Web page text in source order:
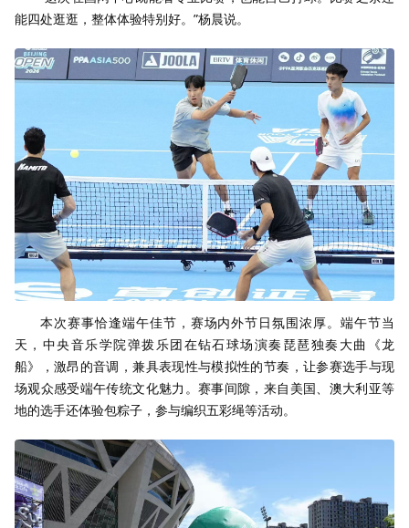
能四处逛逛，整体体验特别好。”杨晨说。
本次赛事恰逢端午佳节，赛场内外节日氛围浓厚。端午节当
天，中央音乐学院弹拨乐团在钻石球场演奏琵琶独奏大曲《龙
船》，激昂的音调，兼具表现性与模拟性的节奏，让参赛选手与现
场观众感受端午传统文化魅力。赛事间隙，来自美国、澳大利亚等
地的选手还体验包粽子，参与编织五彩绳等活动。